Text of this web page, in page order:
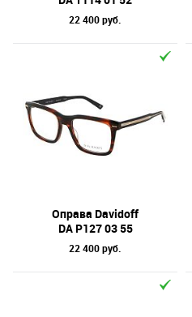
22 400 руб.
Оправа Davidoff
DA P127 03 55
22 400 руб.